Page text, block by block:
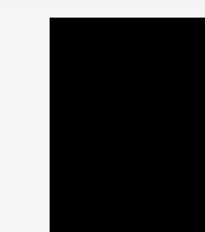
Noticias>Actualidad